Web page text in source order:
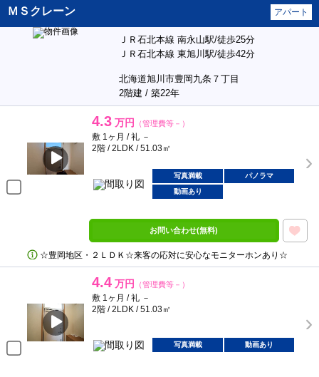
ＭＳクレーン アパート
ＪＲ石北本線 南永山駅/徒歩25分
ＪＲ石北本線 東旭川駅/徒歩42分
北海道旭川市豊岡九条７丁目
2階建 / 築22年
4.3 万円 （管理費等－）
敷 1ヶ月 / 礼 －
2階 / 2LDK / 51.03㎡
写真満載
パノラマ
動画あり
お問い合わせ(無料)
☆豊岡地区・２ＬＤＫ☆来客の応対に安心なモニターホンあり☆
4.4 万円 （管理費等－）
敷 1ヶ月 / 礼 －
2階 / 2LDK / 51.03㎡
写真満載 動画あり